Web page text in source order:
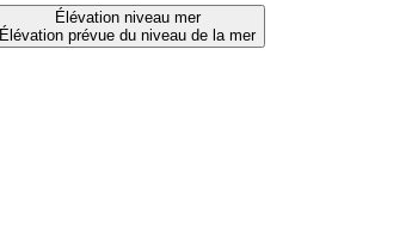
Élévation niveau mer
Élévation prévue du niveau de la mer